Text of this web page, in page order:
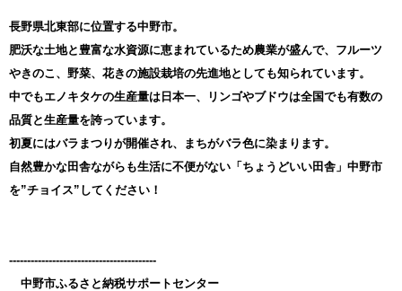
長野県北東部に位置する中野市。
肥沃な土地と豊富な水資源に恵まれているため農業が盛んで、フルーツ
やきのこ、野菜、花きの施設栽培の先進地としても知られています。
中でもエノキタケの生産量は日本一、リンゴやブドウは全国でも有数の
品質と生産量を誇っています。
初夏にはバラまつりが開催され、まちがバラ色に染まります。
自然豊かな田舎ながらも生活に不便がない「ちょうどいい田舎」中野市
を”チョイス”してください！
-----------------------------------------
中野市ふるさと納税サポートセンター